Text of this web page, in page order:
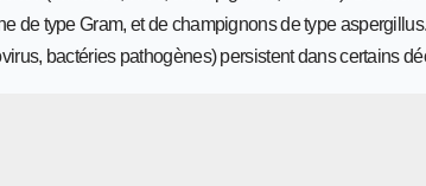
de type Gram, et de champignons de type
bactéries pathogènes) persistent dans certains